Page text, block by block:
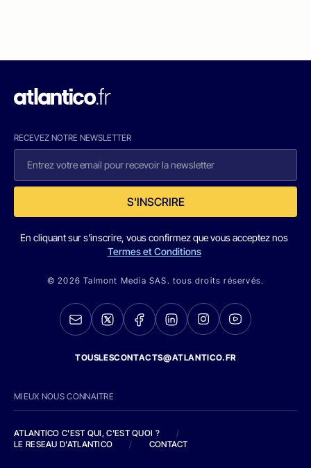
RECEVEZ NOTRE NEWSLETTER
S'INSCRIRE
En cliquant sur s'inscrire, vous confirmez que vous acceptez nos
Termes et Conditions
© 2026 Talmont Media SAS. tous droits réservés.
TOUSLESCONTACTS@ATLANTICO.FR
MIEUX NOUS CONNAITRE
ATLANTICO C'EST QUI, C'EST QUOI ?
/
LE RESEAU D'ATLANTICO
/ CONTACT